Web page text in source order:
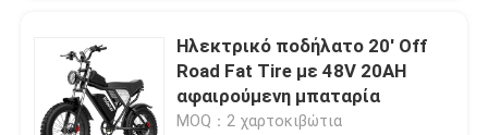
Ηλεκτρικό ποδήλατο 20' Off
Road Fat Tire με 48V 20AH
αφαιρούμενη μπαταρία
MOQ：2 χαρτοκιβώτια